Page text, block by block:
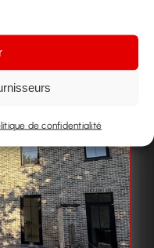
de confidentialité